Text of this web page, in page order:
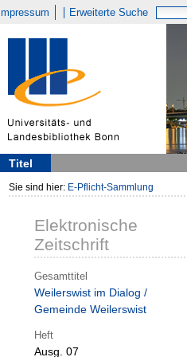
Impressum Erweiterte Suche
Titel
Sie sind hier: E-Pflicht-Sammlung
Elektronische
Zeitschrift
Gesamttitel
Weilerswist im Dialog /
Gemeinde Weilerswist
Heft
Ausg. 07